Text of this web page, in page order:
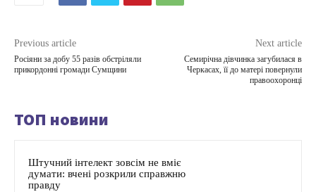
Previous article
Росіяни за добу 55 разів обстріляли
прикордонні громади Сумщини
Next article
Семирічна дівчинка загубилася в
Черкасах, її до матері повернули
правоохоронці
ТОП новини
Штучний інтелект зовсім не вміє
думати: вчені розкрили справжню
правду